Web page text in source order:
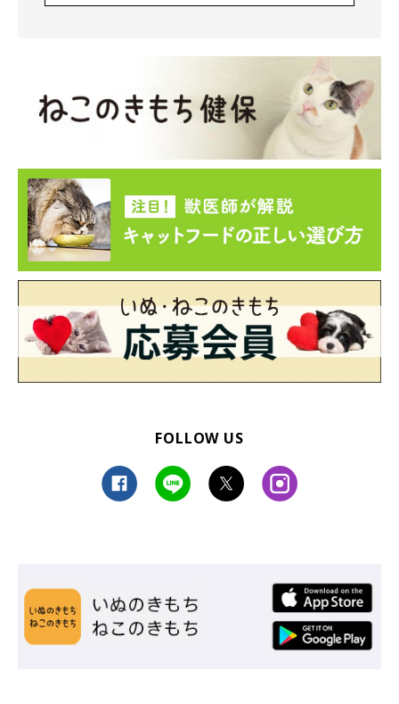
@felissimonekobu
飲み物を注ぐたびに、ちょっとしたサプライズ☆ このグラスで
FOLLOW US